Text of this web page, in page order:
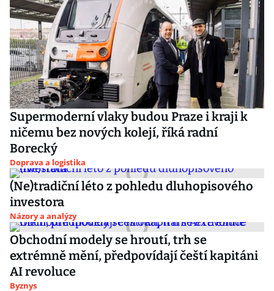
Supermoderní vlaky budou Praze i kraji k
ničemu bez nových kolejí, říká radní
Borecký
Doprava a logistika
(Ne)tradiční léto z pohledu dluhopisového
investora
Názory a analýzy
Obchodní modely se hroutí, trh se
extrémně mění, předpovídají čeští kapitáni
AI revoluce
Byznys